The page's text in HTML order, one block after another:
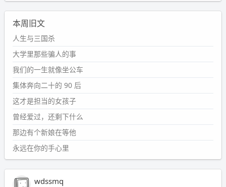
本周旧文
人生与三国杀
大学里那些骗人的事
我们的一生就像坐公车
集体奔向二十的 90 后
这才是担当的女孩子
曾经爱过，还剩下什么
那边有个新娘在等他
永远在你的手心里
wdssmq